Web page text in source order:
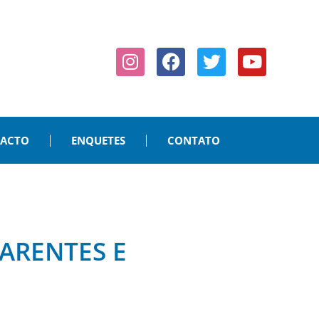
ENQUETES CONTATO
E